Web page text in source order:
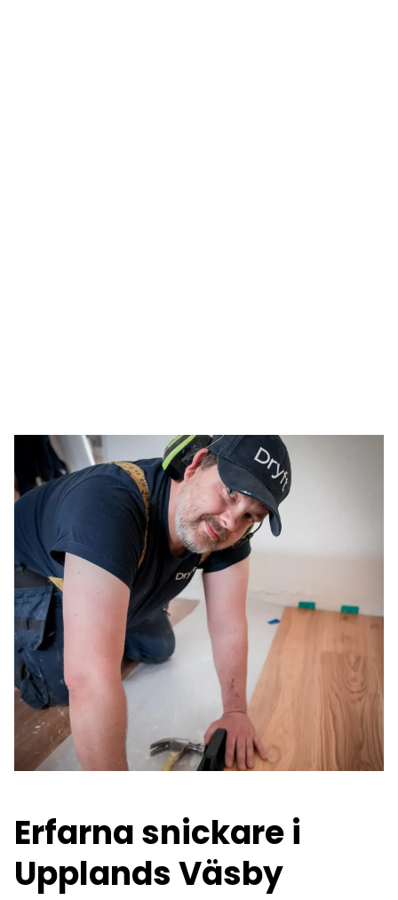
Erfarna snickare i
Upplands Väsby